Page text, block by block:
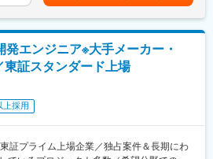
研修に関して
ンテンツもありますが、注力しているのは
意不得意に合わせたマンツーマンによる対
かせる技術力向上には複数人の講座よりエ
研修を行い、通常より早いキャリアアップ
おります。※研修内容によって、複数人にな
業本部にて約600 名が活躍中
5人で複数名でのプロジェクト着手が基本と
かの就業形態となります。
の勤務（受託契約）
の勤務（構内請負契約/派遣契約）
発エンジニア※大手メーカー・
証スタンダード上場
上採用
証プライム上場企業／独占案件＆長期にわ